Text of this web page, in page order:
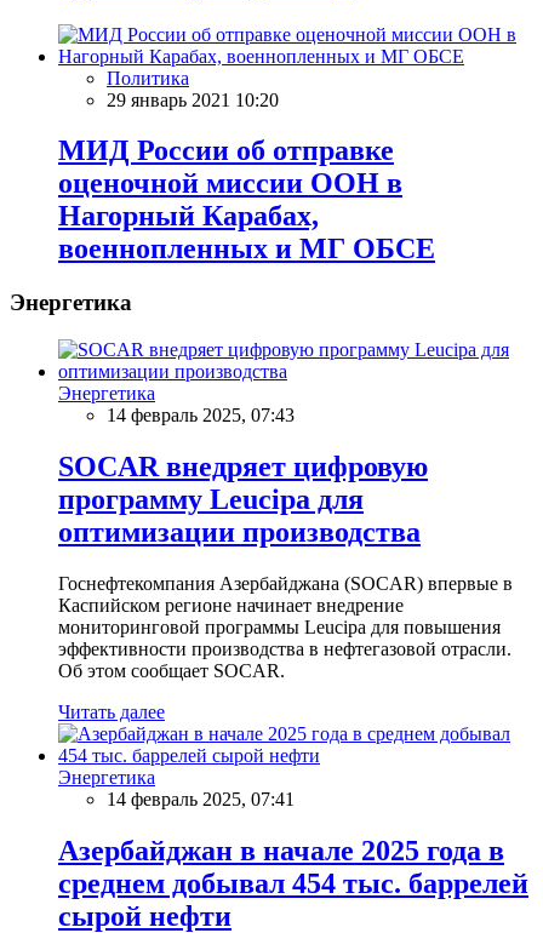
Политика
29 январь 2021 10:20
МИД России об отправке
оценочной миссии ООН в
Нагорный Карабах,
военнопленных и МГ ОБСЕ
Энергетика
Энергетика
14 февраль 2025, 07:43
SOCAR внедряет цифровую
программу Leucipa для
оптимизации производства
Госнефтекомпания Азербайджана (SOCAR) впервые в
Каспийском регионе начинает внедрение
мониторинговой программы Leucipa для повышения
эффективности производства в нефтегазовой отрасли.
Об этом сообщает SOCAR.
Читать далее
Энергетика
14 февраль 2025, 07:41
Азербайджан в начале 2025 года в
среднем добывал 454 тыс. баррелей
сырой нефти